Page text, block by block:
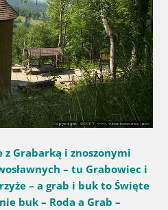
Grabarką i znoszonymi
– tu Grabowiec i
– a grab i buk to Święte
buk – Roda a Grab –